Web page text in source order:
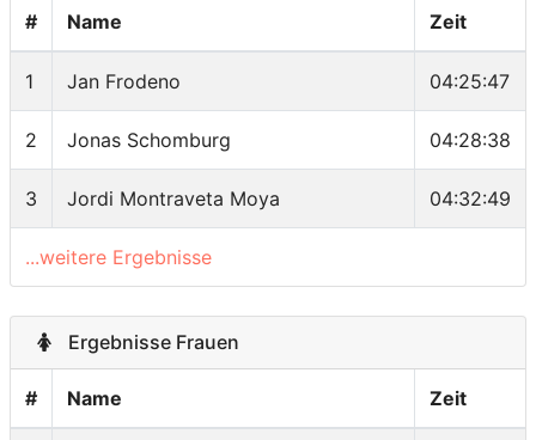
# Name Zeit
1 Jan Frodeno 04:25:47
2 Jonas Schomburg 04:28:38
3 Jordi Montraveta Moya 04:32:49
...weitere Ergebnisse
Ergebnisse Frauen
# Name Zeit